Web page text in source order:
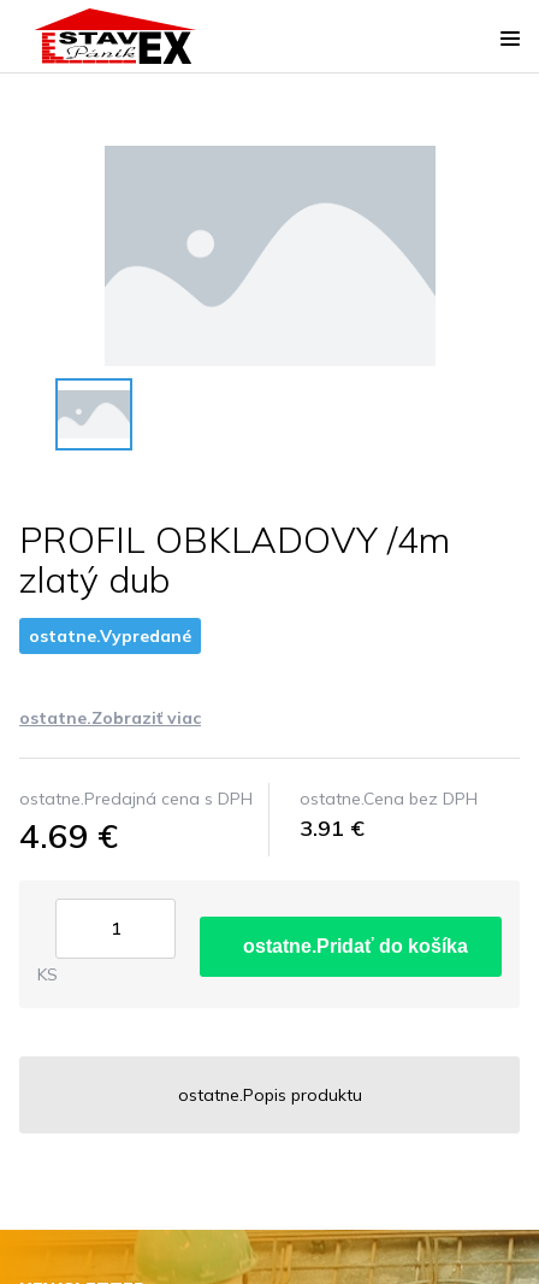
PROFIL OBKLADOVY /4m
zlatý dub
ostatne.Vypredané
ostatne.Zobraziť viac
ostatne.Predajná cena s DPH
4.69 €
ostatne.Cena bez DPH
3.91 €
KS
ostatne.Pridať do košíka
ostatne.Popis produktu